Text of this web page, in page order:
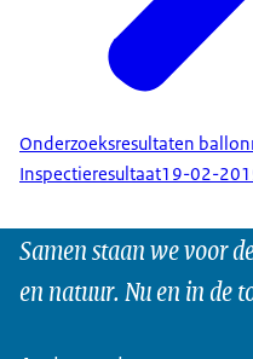
Onderzoeksresultaten
Inspectieresultaat19-02-
Samen staan we voor
en natuur. Nu en in de